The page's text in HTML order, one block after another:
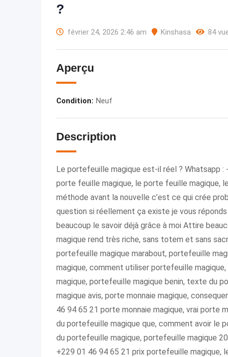
?
février 24, 2026 2:46 am Kinshasa 84
Aperçu
Condition: Neuf
Description
Le portefeuille magique est-il réel ? Whatsapp :
porte feuille magique, le porte feuille magique,
méthode avant la nouvelle c’est ce qui crée
question si réellement ça existe je vous
beaucoup le savoir déjà grâce à moi Attire
magique rend très riche, sans totem et sans
portefeuille magique marabout, portefeuille
magique, comment utiliser portefeuille
magique, portefeuille magique benin, texte du
magique avis, porte monnaie magique,
46 94 65 21 porte monnaie magique, vrai porte
du portefeuille magique que, comment avoir le
du portefeuille magique, portefeuille magique
+229 01 46 94 65 21 prix portefeuille magique,